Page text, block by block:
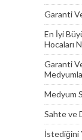
Garanti
En İyi
Hocaları
Garanti
Medyum
Sahte ve
İstediğini